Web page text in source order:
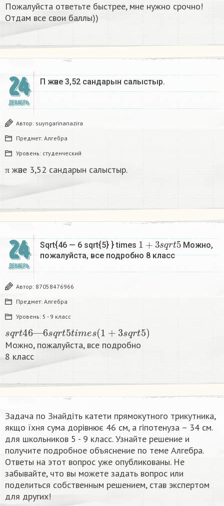
Пожалуйста ответьте быстрее, мне нужно срочно!
Отдам все свои баллы))
24
ДЕКАБРЬ
Π және 3,52 сандарын салыстыр. ​
Автор: suyngarinanazira
Предмет: Алгебра
Уровень: студенческий
π және 3,52 сандарын салыстыр.
24
ДЕКАБРЬ
Sqrt{46 — 6 sqrt{5} } times
1+3sqrt5
Можно,
пожалуйста, все подробно 8 класс​
Автор: 87058476966
Предмет: Алгебра
Уровень: 5 - 9 класс
46 6 5 (1 sq )
Можно, пожалуйста, все подробно
8 класс​
Задача по Знайдіть катети прямокутного трикутника,
якщо їхня сума дорівнює 46 см, а гіпотенуза – 34 см.
для школьников 5 - 9 класс. Узнайте решение и
получите подробное объяснение по теме Алгебра.
Ответы на этот вопрос уже опубликованы. Не
забывайте, что вы можете задать вопрос или
поделиться собственным решением, став экспертом
для других!